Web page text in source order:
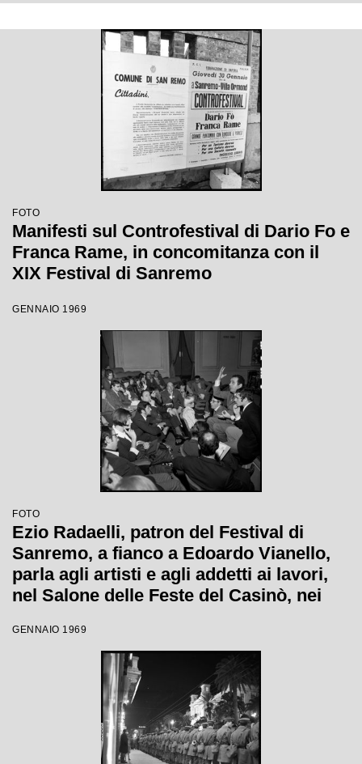
FOTO
Manifesti sul Controfestival di Dario Fo e
Franca Rame, in concomitanza con il
XIX Festival di Sanremo
GENNAIO 1969
FOTO
Ezio Radaelli, patron del Festival di
Sanremo, a fianco a Edoardo Vianello,
parla agli artisti e agli addetti ai lavori,
nel Salone delle Feste del Casinò, nei
GENNAIO 1969